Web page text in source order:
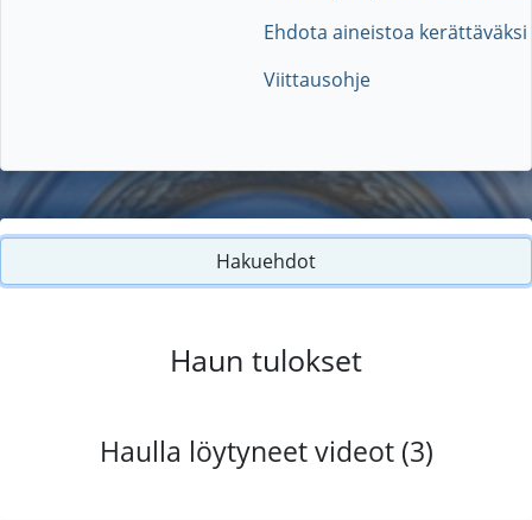
Ehdota aineistoa kerättäväksi
Viittausohje
Hakuehdot
Haun tulokset
Haulla löytyneet videot (3)